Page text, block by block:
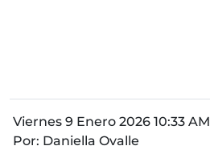
Viernes 9 Enero 2026 10:33 AM
Por: Daniella Ovalle